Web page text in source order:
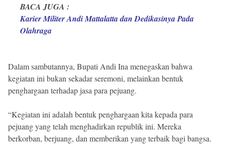
BACA JUGA :
Karier Militer Andi Mattalatta dan Dedikasinya Pada
Olahraga
Dalam sambutannya, Bupati Andi Ina menegaskan bahwa
kegiatan ini bukan sekadar seremoni, melainkan bentuk
penghargaan terhadap jasa para pejuang.
“Kegiatan ini adalah bentuk penghargaan kita kepada para
pejuang yang telah menghadirkan republik ini. Mereka
berkorban, berjuang, dan memberikan yang terbaik bagi bangsa.